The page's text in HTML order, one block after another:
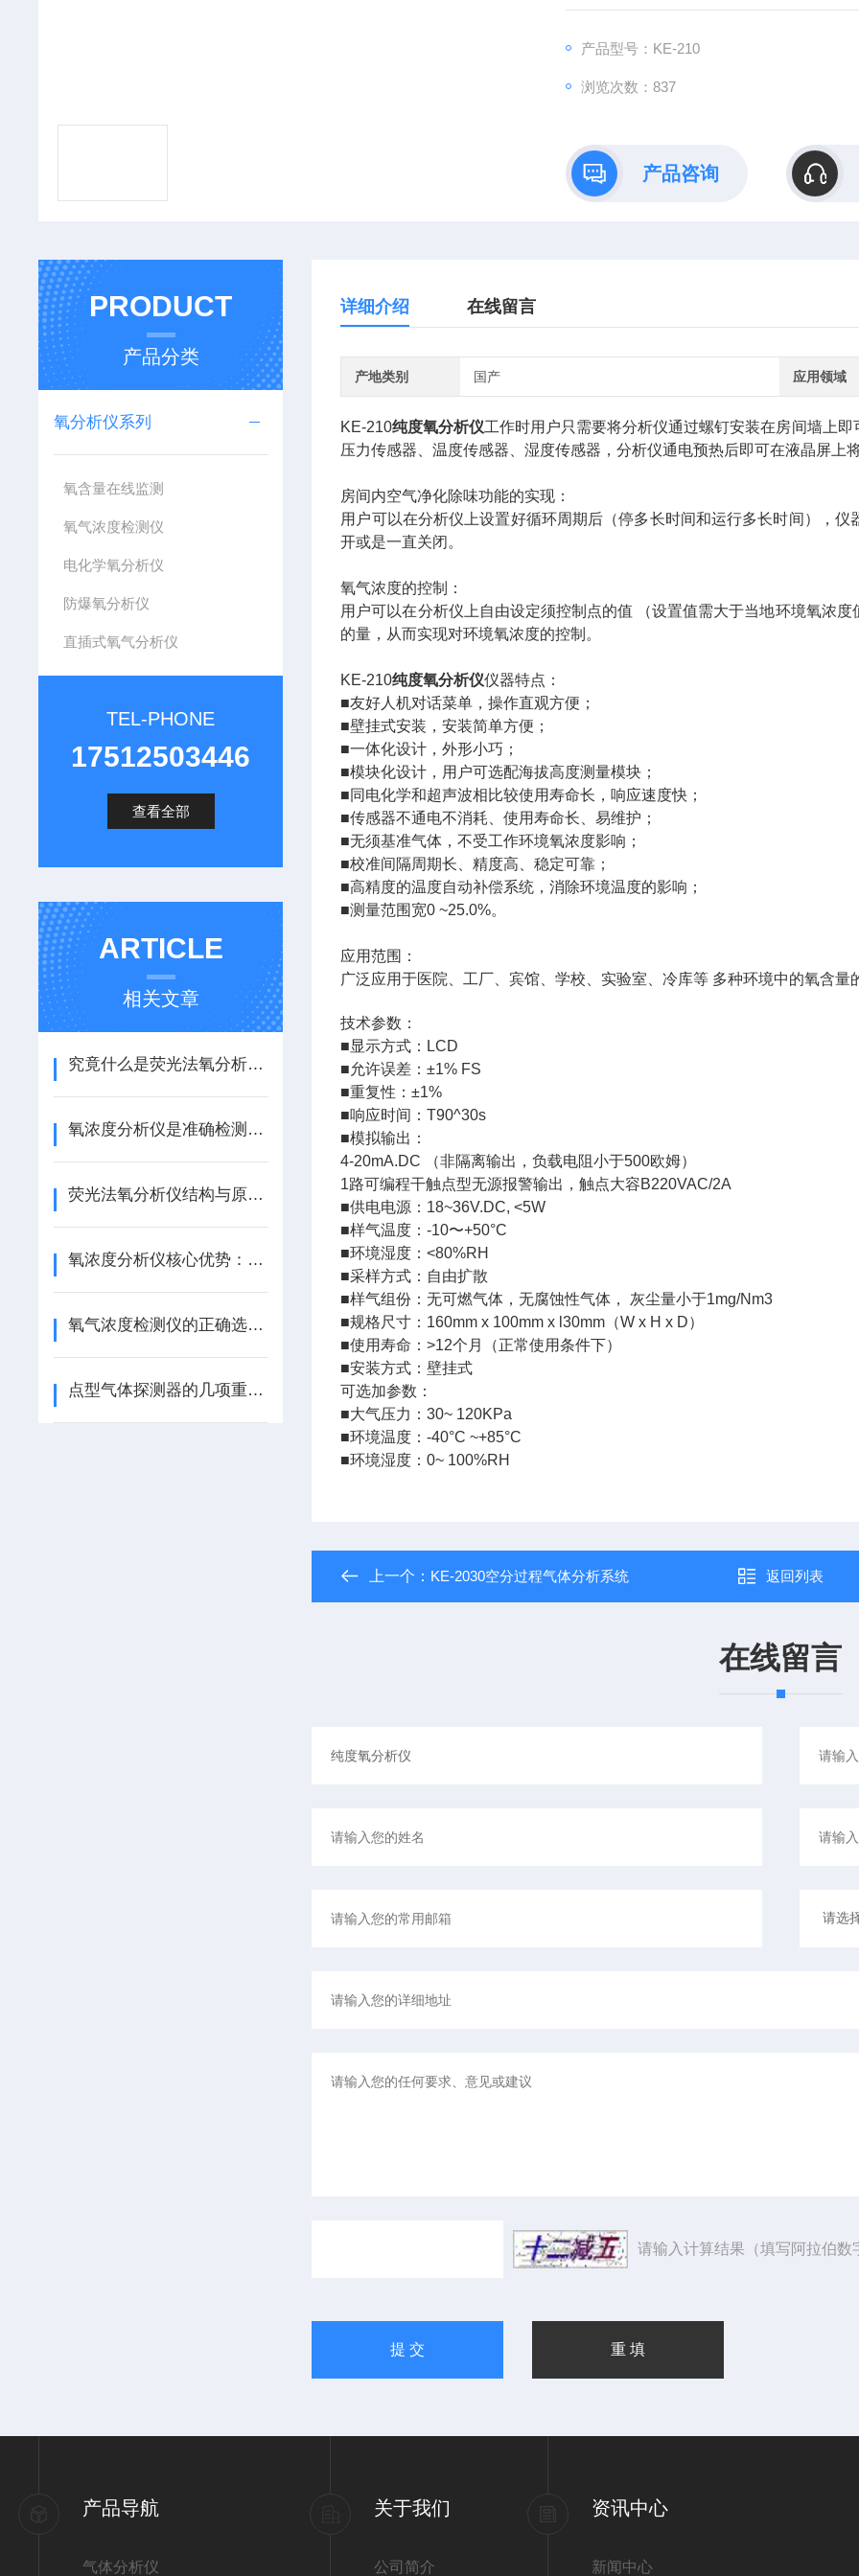
产品型号：KE-210
浏览次数：837
产品咨询
PRODUCT
产品分类
氧分析仪系列
氧含量在线监测
氧气浓度检测仪
电化学氧分析仪
防爆氧分析仪
直插式氧气分析仪
TEL-PHONE
17512503446
查看全部
ARTICLE
相关文章
究竟什么是荧光法氧分析仪？它又是如何工作的？
氧浓度分析仪是准确检测气体中氧气含量/浓度的专用仪器
荧光法氧分析仪结构与原理：危险气体如何被“精准捕捉”？
氧浓度分析仪核心优势：精度、稳定与智能化的三重保障
氧气浓度检测仪的正确选购很重要
点型气体探测器的几项重要用途
详细介绍 在线留言
产地类别 国产 应用领域
KE-210纯度氧分析仪工作时用户只需要将分析仪通过螺钉安装在房间墙上
压力传感器、温度传感器、湿度传感器，分析仪通电预热后即可在液晶屏上
房间内空气净化除味功能的实现：
用户可以在分析仪上设置好循环周期后（停多长时间和运行多长时间），
开或是一直关闭。
氧气浓度的控制：
用户可以在分析仪上自由设定须控制点的值 （设置值需大于当地环境氧浓
的量，从而实现对环境氧浓度的控制。
KE-210纯度氧分析仪仪器特点：
■友好人机对话菜单，操作直观方便；
■壁挂式安装，安装简单方便；
■一体化设计，外形小巧；
■模块化设计，用户可选配海拔高度测量模块；
■同电化学和超声波相比较使用寿命长，响应速度快；
■传感器不通电不消耗、使用寿命长、易维护；
■无须基准气体，不受工作环境氧浓度影响；
■校准间隔周期长、精度高、稳定可靠；
■高精度的温度自动补偿系统，消除环境温度的影响；
■测量范围宽0 ~25.0%。
应用范围：
广泛应用于医院、工厂、宾馆、学校、实验室、冷库等 多种环境中的氧含量
技术参数：
■显示方式： LCD
■允许误差：±1% FS
■重复性：±1%
■响应时间：T90^30s
■模拟输出：
4-20mA.DC （非隔离输出，负载电阻小于500欧姆）
1路可编程干触点型无源报警输出，触点大容B220VAC/2A
■供电电源：18~36V.DC, <5W
■样气温度：-10〜+50°C
■环境湿度：<80%RH
■采样方式：自由扩散
■样气组份：无可燃气体，无腐蚀性气体， 灰尘量小于1mg/Nm3
■规格尺寸：160mm x 100mm x l30mm（W x H x D）
■使用寿命：>12个月（正常使用条件下）
■安装方式：壁挂式
可选加参数：
■大气压力：30~ 120KPa
■环境温度：-40°C ~+85°C
■环境湿度：0~ 100%RH
上一个： KE-2030空分过程气体分析系统 返回列表
在线留言
请输入计算结果（填写阿拉伯数
产品导航
气体分析仪
关于我们
公司简介
资讯中心
新闻中心